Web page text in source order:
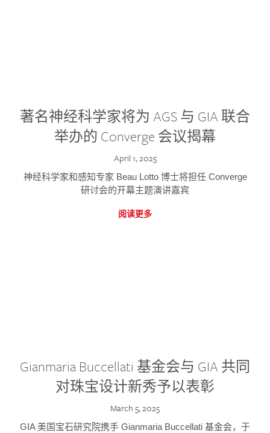
著名神经科学家将为 AGS 与 GIA 联合
举办的 Converge 会议揭幕
April 1, 2025
神经科学家和感知专家 Beau Lotto 博士将担任 Converge
研讨会的开幕主题演讲嘉宾
阅读更多
Gianmaria Buccellati 基金会与 GIA 共同
对珠宝设计新秀予以表彰
March 5, 2025
GIA 美国宝石研究院携手 Gianmaria Buccellati 基金会，于